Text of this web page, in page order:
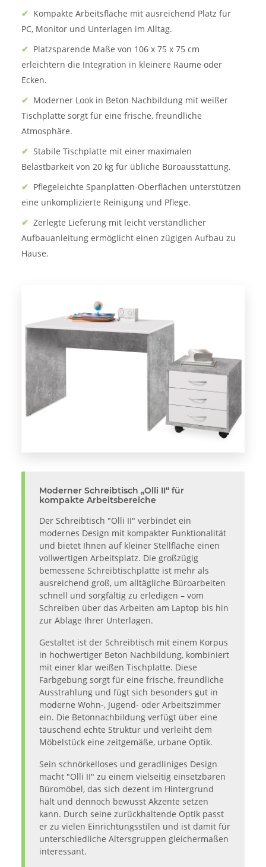
✔ Kompakte Arbeitsfläche mit ausreichend Platz für
PC, Monitor und Unterlagen im Alltag.
✔ Platzsparende Maße von 106 x 75 x 75 cm
erleichtern die Integration in kleinere Räume oder
Ecken.
✔ Moderner Look in Beton Nachbildung mit weißer
Tischplatte sorgt für eine frische, freundliche
Atmosphäre.
✔ Stabile Tischplatte mit einer maximalen
Belastbarkeit von 20 kg für übliche Büroausstattung.
✔ Pflegeleichte Spanplatten-Oberflächen unterstützen
eine unkomplizierte Reinigung und Pflege.
✔ Zerlegte Lieferung mit leicht verständlicher
Aufbauanleitung ermöglicht einen zügigen Aufbau zu
Hause.
Moderner Schreibtisch „Olli II“ für
kompakte Arbeitsbereiche
Der Schreibtisch "Olli II" verbindet ein
modernes Design mit kompakter Funktionalität
und bietet Ihnen auf kleiner Stellfläche einen
vollwertigen Arbeitsplatz. Die großzügig
bemessene Schreibtischplatte ist mehr als
ausreichend groß, um alltägliche Büroarbeiten
schnell und sorgfältig zu erledigen – vom
Schreiben über das Arbeiten am Laptop bis hin
zur Ablage Ihrer Unterlagen.
Gestaltet ist der Schreibtisch mit einem Korpus
in hochwertiger Beton Nachbildung, kombiniert
mit einer klar weißen Tischplatte. Diese
Farbgebung sorgt für eine frische, freundliche
Ausstrahlung und fügt sich besonders gut in
moderne Wohn-, Jugend- oder Arbeitszimmer
ein. Die Betonnachbildung verfügt über eine
täuschend echte Struktur und verleiht dem
Möbelstück eine zeitgemäße, urbane Optik.
Sein schnörkelloses und geradliniges Design
macht "Olli II" zu einem vielseitig einsetzbaren
Büromöbel, das sich dezent im Hintergrund
hält und dennoch bewusst Akzente setzen
kann. Durch seine zurückhaltende Optik passt
er zu vielen Einrichtungsstilen und ist damit für
unterschiedliche Altersgruppen gleichermaßen
interessant.